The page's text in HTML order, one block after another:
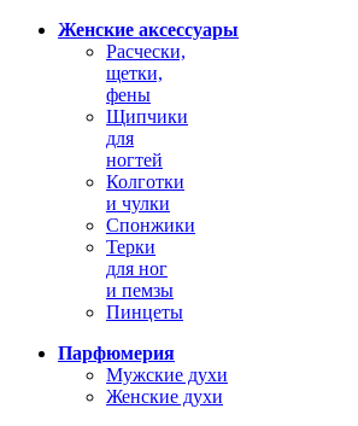
Женские аксессуары
Расчески,
щетки,
фены
Щипчики
для
ногтей
Колготки
и чулки
Спонжики
Терки
для ног
и пемзы
Пинцеты
Парфюмерия
Мужские духи
Женские духи